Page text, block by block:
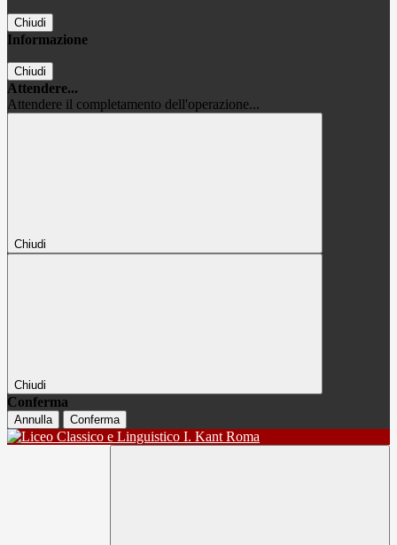
Chiudi
Informazione
Chiudi
Attendere...
Attendere il completamento dell'operazione...
Chiudi
Chiudi
Conferma
Annulla Conferma